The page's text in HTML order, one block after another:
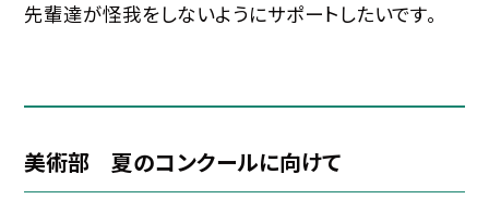
先輩達が怪我をしないようにサポートしたいです。
美術部 夏のコンクールに向けて